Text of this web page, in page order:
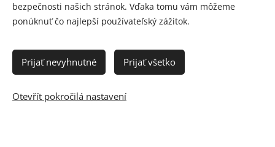
bezpečnosti našich stránok. Vďaka tomu vám môžeme
ponúknuť čo najlepší používateľský zážitok.
Prijať nevyhnutné Prijať všetko
Otevřít pokročilá nastavení